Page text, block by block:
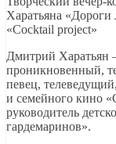
Харатьяна
«Cocktail project»
Дмитрий Харатьян
проникновенный,
певец,
и семейного кино
руководитель
гардемаринов».